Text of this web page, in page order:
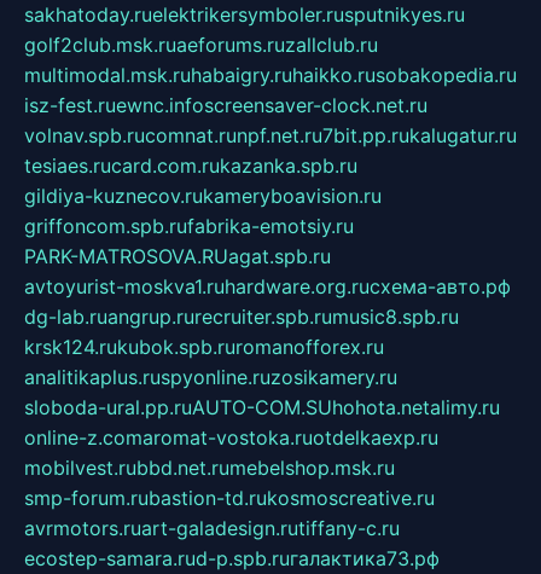
sakhatoday.ruelektrikersymboler.rusputnikyes.ru
golf2club.msk.ruaeforums.ruzallclub.ru
multimodal.msk.ruhabaigry.ruhaikko.rusobakopedia.ru
isz-fest.ruewnc.infoscreensaver-clock.net.ru
volnav.spb.rucomnat.runpf.net.ru7bit.pp.rukalugatur.ru
tesiaes.rucard.com.rukazanka.spb.ru
gildiya-kuznecov.rukameryboavision.ru
griffoncom.spb.rufabrika-emotsiy.ru
PARK-MATROSOVA.RUagat.spb.ru
avtoyurist-moskva1.ruhardware.org.ruсхема-авто.рф
dg-lab.ruangrup.rurecruiter.spb.rumusic8.spb.ru
krsk124.rukubok.spb.ruromanofforex.ru
analitikaplus.ruspyonline.ruzosikamery.ru
sloboda-ural.pp.ruAUTO-COM.SUhohota.netalimy.ru
online-z.comaromat-vostoka.ruotdelkaexp.ru
mobilvest.rubbd.net.rumebelshop.msk.ru
smp-forum.rubastion-td.rukosmoscreative.ru
avrmotors.ruart-galadesign.rutiffany-c.ru
ecostep-samara.rud-p.spb.ruгалактика73.рф